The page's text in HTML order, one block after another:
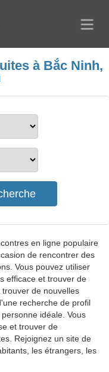
à Bắc Ninh,
en ligne populaire
de rencontrer des
Vous pouvez utiliser
efficace et trouver de
de nouvelles
recherche de profil
idéale. Vous
et trouver de
Rejoignez un site de
les étrangers, les